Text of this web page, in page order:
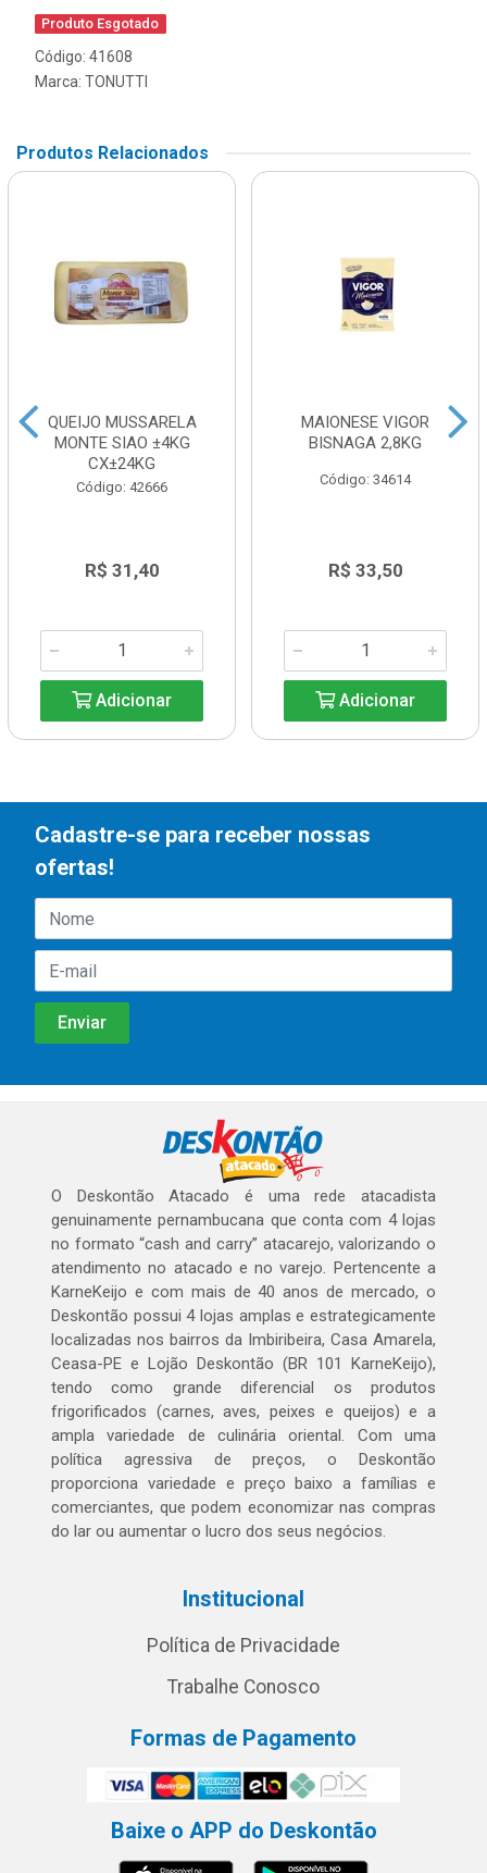
Produto Esgotado
Código: 41608
Marca: TONUTTI
Produtos Relacionados
QUEIJO MUSSARELA
MONTE SIAO ±4KG
CX±24KG
Código: 42666
R$ 31,40
Adicionar
MAIONESE VIGOR
BISNAGA 2,8KG
Código: 34614
R$ 33,50
Adicionar
Cadastre-se para receber nossas
ofertas!
O Deskontão Atacado é uma rede atacadista
genuinamente pernambucana que conta com 4 lojas
no formato “cash and carry” atacarejo, valorizando o
atendimento no atacado e no varejo. Pertencente a
KarneKeijo e com mais de 40 anos de mercado, o
Deskontão possui 4 lojas amplas e estrategicamente
localizadas nos bairros da Imbiribeira, Casa Amarela,
Ceasa-PE e Lojão Deskontão (BR 101 KarneKeijo),
tendo como grande diferencial os produtos
frigorificados (carnes, aves, peixes e queijos) e a
ampla variedade de culinária oriental. Com uma
política agressiva de preços, o Deskontão
proporciona variedade e preço baixo a famílias e
comerciantes, que podem economizar nas compras
do lar ou aumentar o lucro dos seus negócios.
Institucional
Política de Privacidade
Trabalhe Conosco
Formas de Pagamento
Baixe o APP do Deskontão